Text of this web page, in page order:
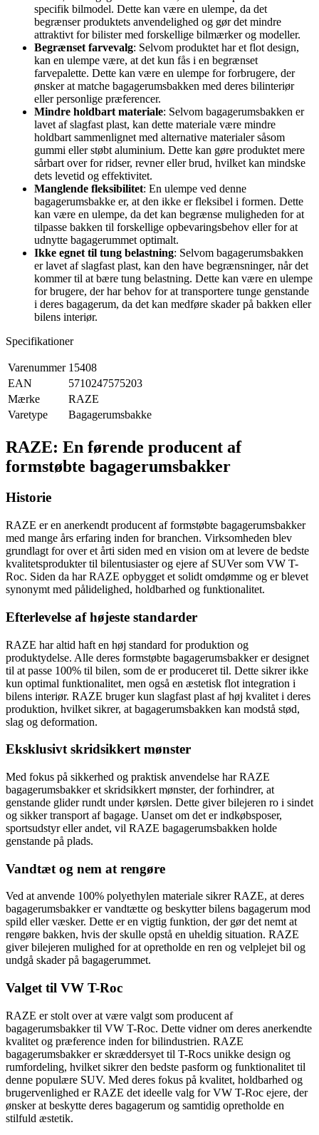
specifik bilmodel. Dette kan være en ulempe, da det
begrænser produktets anvendelighed og gør det mindre
attraktivt for bilister med forskellige bilmærker og modeller.
Begrænset farvevalg: Selvom produktet har et flot design,
kan en ulempe være, at det kun fås i en begrænset
farvepalette. Dette kan være en ulempe for forbrugere, der
ønsker at matche bagagerumsbakken med deres bilinteriør
eller personlige præferencer.
Mindre holdbart materiale: Selvom bagagerumsbakken er
lavet af slagfast plast, kan dette materiale være mindre
holdbart sammenlignet med alternative materialer såsom
gummi eller støbt aluminium. Dette kan gøre produktet mere
sårbart over for ridser, revner eller brud, hvilket kan mindske
dets levetid og effektivitet.
Manglende fleksibilitet: En ulempe ved denne
bagagerumsbakke er, at den ikke er fleksibel i formen. Dette
kan være en ulempe, da det kan begrænse muligheden for at
tilpasse bakken til forskellige opbevaringsbehov eller for at
udnytte bagagerummet optimalt.
Ikke egnet til tung belastning: Selvom bagagerumsbakken
er lavet af slagfast plast, kan den have begrænsninger, når det
kommer til at bære tung belastning. Dette kan være en ulempe
for brugere, der har behov for at transportere tunge genstande
i deres bagagerum, da det kan medføre skader på bakken eller
bilens interiør.
Specifikationer
Varenummer 15408
EAN
5710247575203
Mærke
RAZE
Varetype
Bagagerumsbakke
RAZE: En førende producent af
formstøbte bagagerumsbakker
Historie
RAZE er en anerkendt producent af formstøbte bagagerumsbakker
med mange års erfaring inden for branchen. Virksomheden blev
grundlagt for over et årti siden med en vision om at levere de bedste
kvalitetsprodukter til bilentusiaster og ejere af SUVer som VW T-
Roc. Siden da har RAZE opbygget et solidt omdømme og er blevet
synonymt med pålidelighed, holdbarhed og funktionalitet.
Efterlevelse af højeste standarder
RAZE har altid haft en høj standard for produktion og
produktydelse. Alle deres formstøbte bagagerumsbakker er designet
til at passe 100% til bilen, som de er produceret til. Dette sikrer ikke
kun optimal funktionalitet, men også en æstetisk flot integration i
bilens interiør. RAZE bruger kun slagfast plast af høj kvalitet i deres
produktion, hvilket sikrer, at bagagerumsbakken kan modstå stød,
slag og deformation.
Eksklusivt skridsikkert mønster
Med fokus på sikkerhed og praktisk anvendelse har RAZE
bagagerumsbakker et skridsikkert mønster, der forhindrer, at
genstande glider rundt under kørslen. Dette giver bilejeren ro i sindet
og sikker transport af bagage. Uanset om det er indkøbsposer,
sportsudstyr eller andet, vil RAZE bagagerumsbakken holde
genstande på plads.
Vandtæt og nem at rengøre
Ved at anvende 100% polyethylen materiale sikrer RAZE, at deres
bagagerumsbakker er vandtætte og beskytter bilens bagagerum mod
spild eller væsker. Dette er en vigtig funktion, der gør det nemt at
rengøre bakken, hvis der skulle opstå en uheldig situation. RAZE
giver bilejeren mulighed for at opretholde en ren og velplejet bil og
undgå skader på bagagerummet.
Valget til VW T-Roc
RAZE er stolt over at være valgt som producent af
bagagerumsbakker til VW T-Roc. Dette vidner om deres anerkendte
kvalitet og præference inden for bilindustrien. RAZE
bagagerumsbakker er skræddersyet til T-Rocs unikke design og
rumfordeling, hvilket sikrer den bedste pasform og funktionalitet til
denne populære SUV. Med deres fokus på kvalitet, holdbarhed og
brugervenlighed er RAZE det ideelle valg for VW T-Roc ejere, der
ønsker at beskytte deres bagagerum og samtidig opretholde en
stilfuld æstetik.